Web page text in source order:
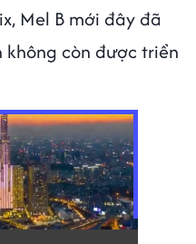
Mel B mới đây đã
còn được triển